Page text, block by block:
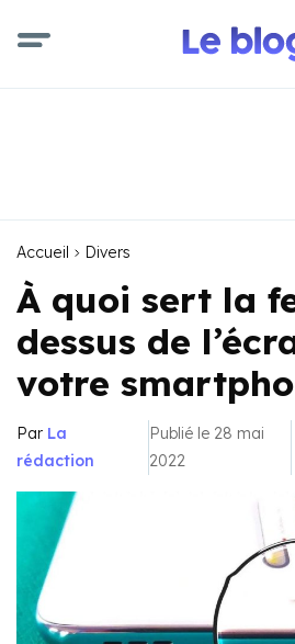
Accueil Divers
À quoi sert la
dessus de
votre
Par La
rédaction
Publié le 28 mai
2022